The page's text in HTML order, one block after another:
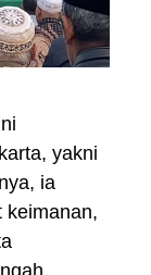
yakni
ia
keimanan,